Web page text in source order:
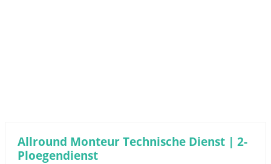
Allround Monteur Technische Dienst | 2-
Ploegendienst